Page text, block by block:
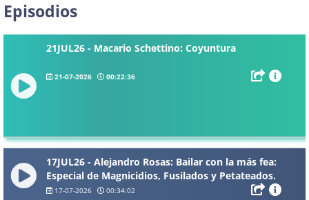
Episodios
21JUL26 - Macario Schettino: Coyuntura
21-07-2026 00:22:36
17JUL26 - Alejandro Rosas: Bailar con la más fea:
Especial de Magnicidios, Fusilados y Petateados.
17-07-2026 00:34:02